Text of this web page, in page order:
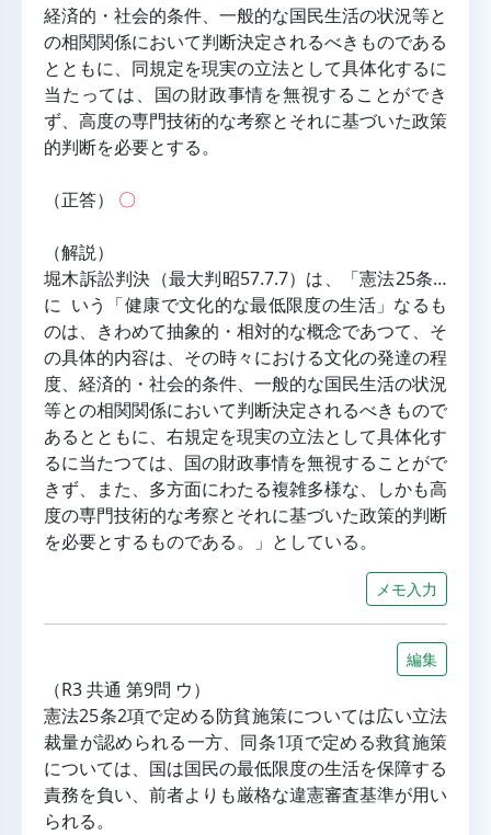
経済的・社会的条件、一般的な国民生活の状況等と
の相関関係において判断決定されるべきものである
とともに、同規定を現実の立法として具体化するに
当たっては、国の財政事情を無視することができ
ず、高度の専門技術的な考察とそれに基づいた政策
的判断を必要とする。
（正答） 〇
（解説）
堀木訴訟判決（最大判昭57.7.7）は、「憲法25条…
に いう「健康で文化的な最低限度の生活」なるも
のは、きわめて抽象的・相対的な概念であつて、そ
の具体的内容は、その時々における文化の発達の程
度、経済的・社会的条件、一般的な国民生活の状況
等との相関関係において判断決定されるべきもので
あるとともに、右規定を現実の立法として具体化す
るに当たつては、国の財政事情を無視することがで
きず、また、多方面にわたる複雑多様な、しかも高
度の専門技術的な考察とそれに基づいた政策的判断
を必要とするものである。」としている。
メモ入力
編集
（R3 共通 第9問 ウ）
憲法25条2項で定める防貧施策については広い立法
裁量が認められる一方、同条1項で定める救貧施策
については、国は国民の最低限度の生活を保障する
責務を負い、前者よりも厳格な違憲審査基準が用い
られる。